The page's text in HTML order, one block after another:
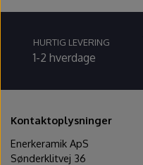
HURTIG LEVERING
1-2 hverdage
Kontaktoplysninger
Enerkeramik ApS
Sønderklitvej 36